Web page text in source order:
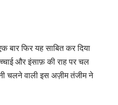
बार फिर यह साबित कर दिया
और इंसाफ़ की राह पर चल
चलने वाली इस अज़ीम तंजीम ने